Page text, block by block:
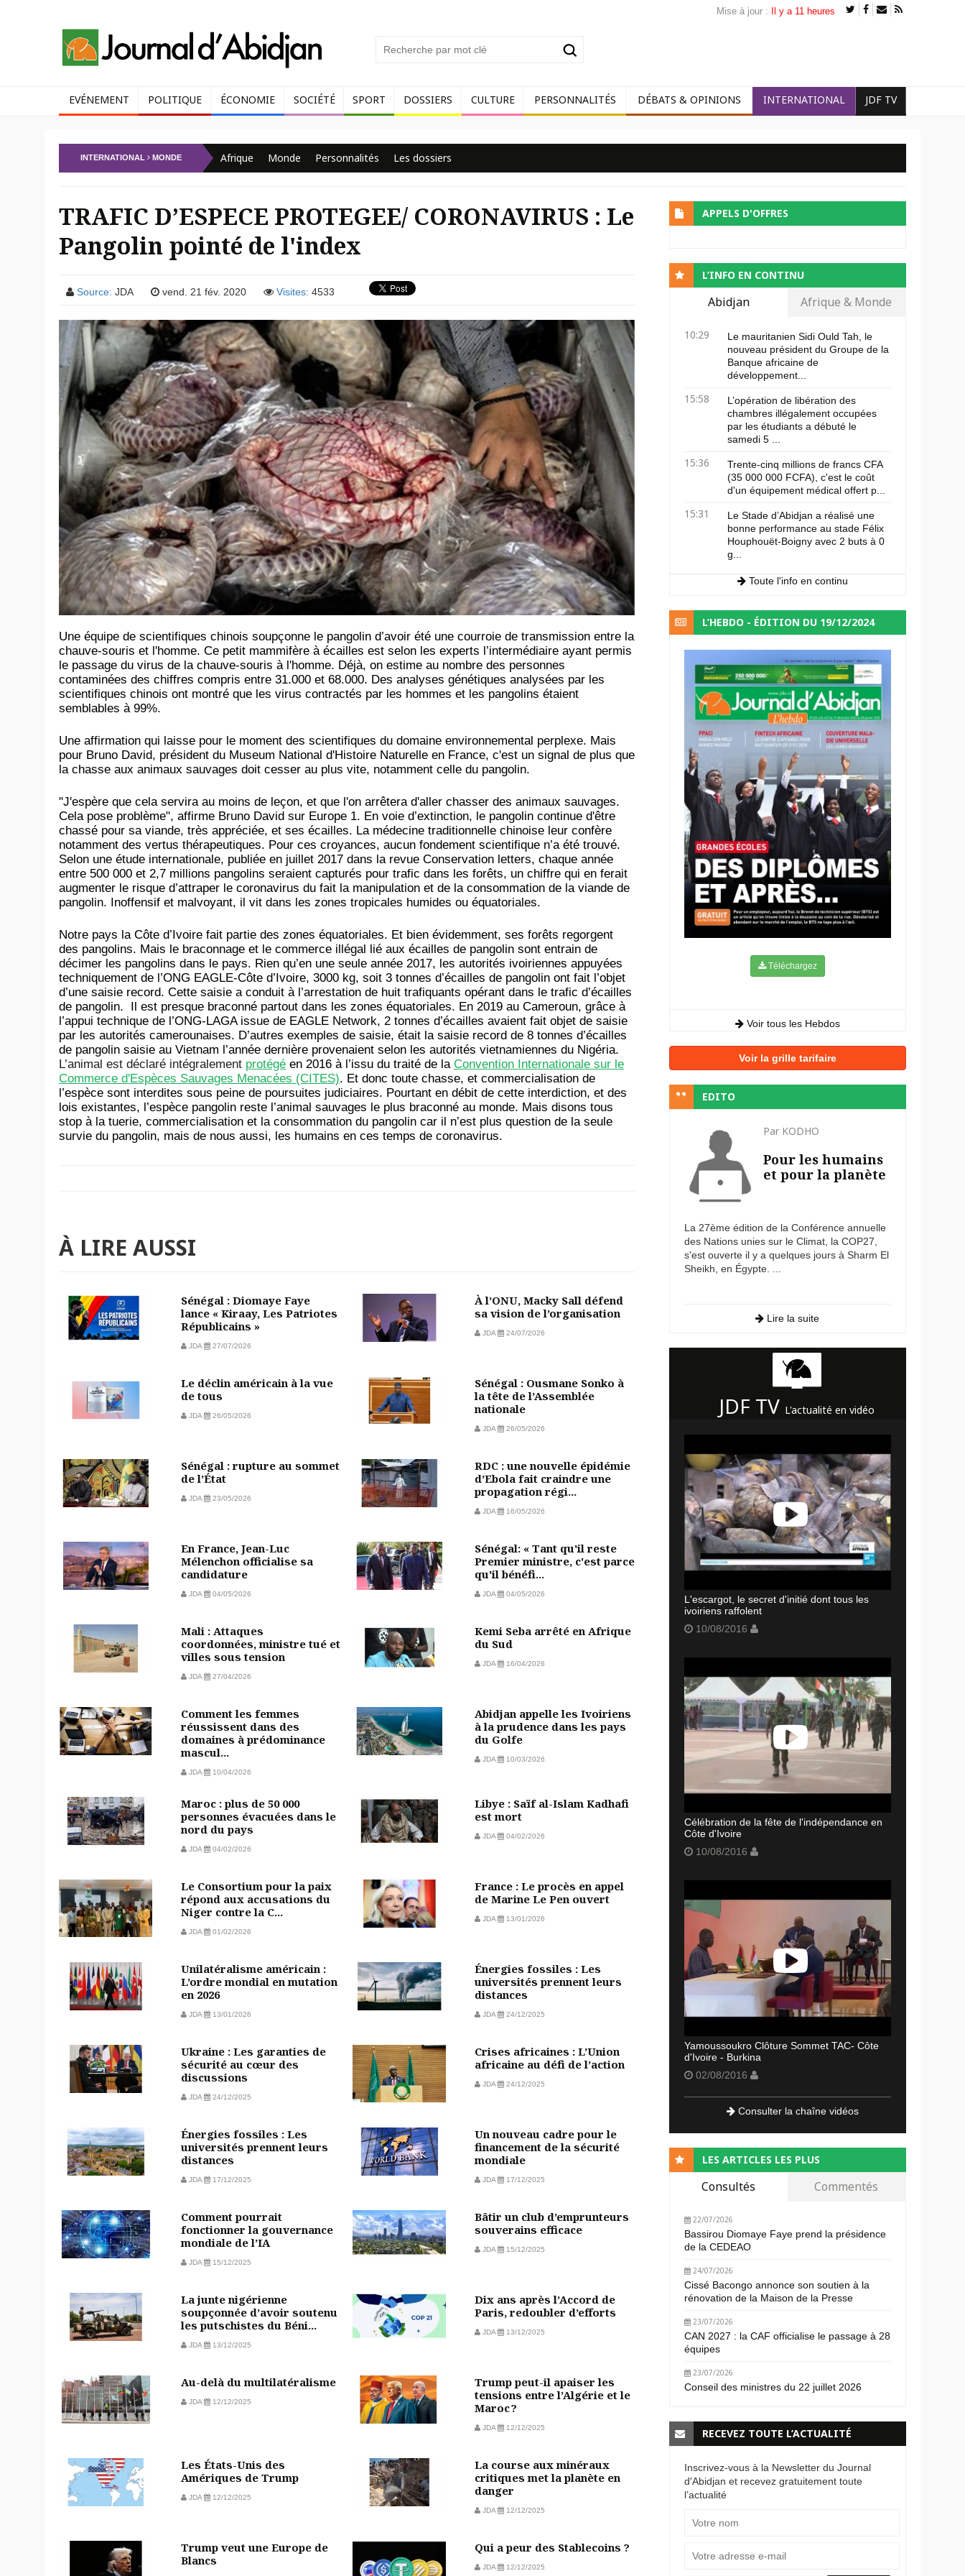
Mise à jour : Il y a 11 heures
EVÉNEMENT POLITIQUE ÉCONOMIE SOCIÉTÉ SPORT DOSSIERS CULTURE PERSONNALITÉS DÉBATS & OPINIONS INTERNATIONAL JDF TV
INTERNATIONAL MONDE Afrique Monde Personnalités Les dossiers
TRAFIC D’ESPECE PROTEGEE/ CORONAVIRUS : Le
Pangolin pointé de l'index
Source: JDA vend. 21 fév. 2020 Visites: 4533
Une équipe de scientifiques chinois soupçonne le pangolin d’avoir été une courroie de transmission entre la
chauve-souris et l'homme. Ce petit mammifère à écailles est selon les experts l’intermédiaire ayant permis
le passage du virus de la chauve-souris à l'homme. Déjà, on estime au nombre des personnes
contaminées des chiffres compris entre 31.000 et 68.000. Des analyses génétiques analysées par les
scientifiques chinois ont montré que les virus contractés par les hommes et les pangolins étaient
semblables à 99%.
Une affirmation qui laisse pour le moment des scientifiques du domaine environnemental perplexe. Mais
pour Bruno David, président du Museum National d'Histoire Naturelle en France, c'est un signal de plus que
la chasse aux animaux sauvages doit cesser au plus vite, notamment celle du pangolin.
"J'espère que cela servira au moins de leçon, et que l'on arrêtera d'aller chasser des animaux sauvages.
Cela pose problème", affirme Bruno David sur Europe 1. En voie d’extinction, le pangolin continue d'être
chassé pour sa viande, très appréciée, et ses écailles. La médecine traditionnelle chinoise leur confère
notamment des vertus thérapeutiques. Pour ces croyances, aucun fondement scientifique n’a été trouvé.
Selon une étude internationale, publiée en juillet 2017 dans la revue Conservation letters, chaque année
entre 500 000 et 2,7 millions pangolins seraient capturés pour trafic dans les forêts, un chiffre qui en ferait
augmenter le risque d’attraper le coronavirus du fait la manipulation et de la consommation de la viande de
pangolin. Inoffensif et malvoyant, il vit dans les zones tropicales humides ou équatoriales.
Notre pays la Côte d’Ivoire fait partie des zones équatoriales. Et bien évidemment, ses forêts regorgent
des pangolins. Mais le braconnage et le commerce illégal lié aux écailles de pangolin sont entrain de
décimer les pangolins dans le pays. Rien qu’en une seule année 2017, les autorités ivoiriennes appuyées
techniquement de l’ONG EAGLE-Côte d’Ivoire, 3000 kg, soit 3 tonnes d’écailles de pangolin ont fait l’objet
d’une saisie record. Cette saisie a conduit à l’arrestation de huit trafiquants opérant dans le trafic d’écailles
de pangolin. Il est presque braconné partout dans les zones équatoriales. En 2019 au Cameroun, grâce à
l’appui technique de l’ONG-LAGA issue de EAGLE Network, 2 tonnes d’écailles avaient fait objet de saisie
par les autorités camerounaises. D’autres exemples de saisie, était la saisie record de 8 tonnes d’écailles
de pangolin saisie au Vietnam l’année dernière provenaient selon les autorités vietnamiennes du Nigéria.
L’animal est déclaré intégralement protégé en 2016 à l’issu du traité de la Convention Internationale sur le
Commerce d'Espèces Sauvages Menacées (CITES). Et donc toute chasse, et commercialisation de
l’espèce sont interdites sous peine de poursuites judiciaires. Pourtant en débit de cette interdiction, et des
lois existantes, l’espèce pangolin reste l’animal sauvages le plus braconné au monde. Mais disons tous
stop à la tuerie, commercialisation et la consommation du pangolin car il n’est plus question de la seule
survie du pangolin, mais de nous aussi, les humains en ces temps de coronavirus.
À LIRE AUSSI
Sénégal : Diomaye Faye
lance « Kiraay, Les Patriotes
Républicains »
JDA 27/07/2026
À l’ONU, Macky Sall défend
sa vision de l’organisation
JDA 24/07/2026
Le déclin américain à la vue
de tous
JDA 26/05/2026
Sénégal : Ousmane Sonko à
la tête de l’Assemblée
nationale
JDA 26/05/2026
Sénégal : rupture au sommet
de l’État
JDA 23/05/2026
RDC : une nouvelle épidémie
d’Ebola fait craindre une
propagation régi...
JDA 16/05/2026
En France, Jean-Luc
Mélenchon officialise sa
candidature
JDA 04/05/2026
Sénégal: « Tant qu'il reste
Premier ministre, c'est parce
qu'il bénéfi...
JDA 04/05/2026
Mali : Attaques
coordonnées, ministre tué et
villes sous tension
JDA 27/04/2026
Kemi Seba arrêté en Afrique
du Sud
JDA 16/04/2026
Comment les femmes
réussissent dans des
domaines à prédominance
mascul...
JDA 10/04/2026
Abidjan appelle les Ivoiriens
à la prudence dans les pays
du Golfe
JDA 10/03/2026
Maroc : plus de 50 000
personnes évacuées dans le
nord du pays
JDA 04/02/2026
Libye : Saïf al-Islam Kadhafi
est mort
JDA 04/02/2026
Le Consortium pour la paix
répond aux accusations du
Niger contre la C...
JDA 01/02/2026
France : Le procès en appel
de Marine Le Pen ouvert
JDA 13/01/2026
Unilatéralisme américain :
L’ordre mondial en mutation
en 2026
JDA 13/01/2026
Énergies fossiles : Les
universités prennent leurs
distances
JDA 24/12/2025
Ukraine : Les garanties de
sécurité au cœur des
discussions
JDA 24/12/2025
Crises africaines : L’Union
africaine au défi de l’action
JDA 24/12/2025
Énergies fossiles : Les
universités prennent leurs
distances
JDA 17/12/2025
Un nouveau cadre pour le
financement de la sécurité
mondiale
JDA 17/12/2025
Comment pourrait
fonctionner la gouvernance
mondiale de l’IA
JDA 15/12/2025
Bâtir un club d’emprunteurs
souverains efficace
JDA 15/12/2025
La junte nigérienne
soupçonnée d’avoir soutenu
les putschistes du Béni...
JDA 13/12/2025
Dix ans après l’Accord de
Paris, redoubler d’efforts
JDA 13/12/2025
Au-delà du multilatéralisme
JDA 12/12/2025
Trump peut-il apaiser les
tensions entre l’Algérie et le
Maroc ?
JDA 12/12/2025
Les États-Unis des
Amériques de Trump
JDA 12/12/2025
La course aux minéraux
critiques met la planète en
danger
JDA 12/12/2025
Trump veut une Europe de
Blancs
Qui a peur des Stablecoins ?
JDA 12/12/2025
APPELS D'OFFRES
L’INFO EN CONTINU
Abidjan Afrique & Monde
10:29
Le mauritanien Sidi Ould Tah, le
nouveau président du Groupe de la
Banque africaine de
développement...
15:58
L’opération de libération des
chambres illégalement occupées
par les étudiants a débuté le
samedi 5 ...
15:36
Trente-cinq millions de francs CFA
(35 000 000 FCFA), c'est le coût
d'un équipement médical offert p...
15:31
Le Stade d’Abidjan a réalisé une
bonne performance au stade Félix
Houphouët-Boigny avec 2 buts à 0
g...
Toute l'info en continu
L’HEBDO - ÉDITION DU 19/12/2024
Téléchargez
Voir tous les Hebdos
Voir la grille tarifaire
EDITO
Par KODHO
Pour les humains
et pour la planète
La 27ème édition de la Conférence annuelle
des Nations unies sur le Climat, la COP27,
s'est ouverte il y a quelques jours à Sharm El
Sheikh, en Égypte. ...
Lire la suite
JDF TV L'actualité en vidéo
L'escargot, le secret d'initié dont tous les
ivoiriens raffolent
10/08/2016
Célébration de la fête de l'indépendance en
Côte d'Ivoire
10/08/2016
Yamoussoukro Clôture Sommet TAC- Côte
d'Ivoire - Burkina
02/08/2016
Consulter la chaîne vidéos
LES ARTICLES LES PLUS
Consultés Commentés
22/07/2026
Bassirou Diomaye Faye prend la présidence
de la CEDEAO
24/07/2026
Cissé Bacongo annonce son soutien à la
rénovation de la Maison de la Presse
23/07/2026
CAN 2027 : la CAF officialise le passage à 28
équipes
23/07/2026
Conseil des ministres du 22 juillet 2026
RECEVEZ TOUTE L’ACTUALITÉ
Inscrivez-vous à la Newsletter du Journal
d'Abidjan et recevez gratuitement toute
l’actualité